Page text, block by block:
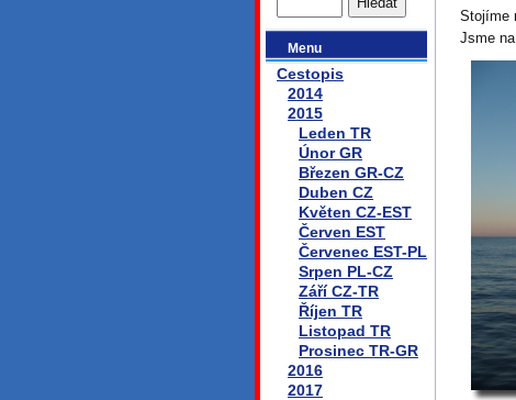
Menu
Cestopis
2014
2015
Leden TR
Únor GR
Březen GR-CZ
Duben CZ
Květen CZ-EST
Červen EST
Červenec EST-PL
Srpen PL-CZ
Září CZ-TR
Říjen TR
Listopad TR
Prosinec TR-GR
2016
2017
Stojíme
Jsme